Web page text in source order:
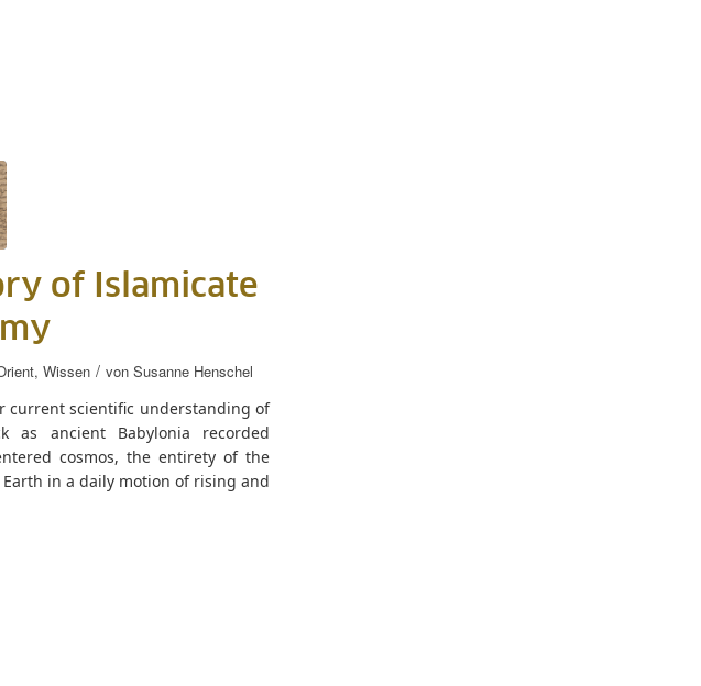
of Islamicate
, Wissen / von Susanne Henschel
current scientific understanding of
as ancient Babylonia recorded
cosmos, the entirety of the
in a daily motion of rising and